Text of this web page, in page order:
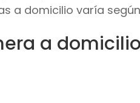
a domicilio varía
a domicilio